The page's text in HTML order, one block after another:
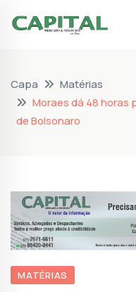
Capa
Matérias
Moraes dá 48 horas
de Bolsonaro
MATÉRIAS